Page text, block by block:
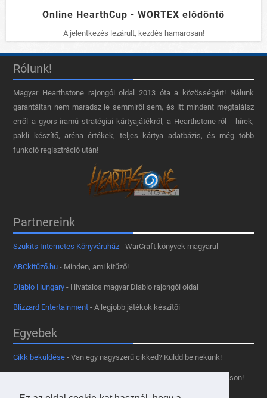
Online HearthCup - WORTEX elődöntő
A jelentkezés lezárult, kezdés hamarosan!
Rólunk!
Magyar Hearthstone​ rajongói oldal 2013 óta a közösségért! Nálunk
garantáltan nem maradsz le semmiről sem, és itt mindent megtalálsz
erről a gyors-iramú stratégiai kártyajátékról, a Hearthstone-ról - hírek,
pakli készítő, aréna értékek, teljes kártya adatbázis, és még több
funkció regisztráció után!
Partnereink
Szukits Internetes Könyváruház - WarCraft könyvek magyarul
ABCkitűző.hu - Minden, ami kitűző!
Diablo Hungary - Hivatalos magyar Diablo rajongói oldal
Blizzard Entertainment - A legjobb játékok készítői
Egyebek
Cikk beküldése - Van egy nagyszerű cikked? Küldd be nekünk!
- Tetszik az oldal? Segíts, hogy fennmaradhasson!